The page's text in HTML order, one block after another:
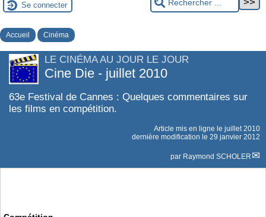
Se connecter
Accueil Cinéma
LE CINÉMA AU JOUR LE JOUR
Cine Die - juillet 2010
63e Festival de Cannes : Quelques commentaires sur
les films en compétition.
Article mis en ligne le juillet 2010
dernière modification le 29 janvier 2012
par Raymond SCHOLER